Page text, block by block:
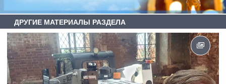
ДРУГИЕ МАТЕРИАЛЫ РАЗДЕЛА